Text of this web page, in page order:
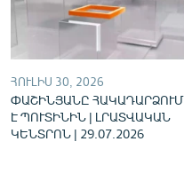
English
Русский
ՀԵՏԵՎԵՔ ՄԵԶ
ՀՈՒԼԻՍ 30, 2026
ՓԱՇԻՆՅԱՆԸ ՀԱԿԱԴԱՐՁՈՒՄ
Է ՊՈՒՏԻՆԻՆ | ԼՐԱՏՎԱԿԱՆ
ԿԵՆՏՐՈՆ | 29.07.2026